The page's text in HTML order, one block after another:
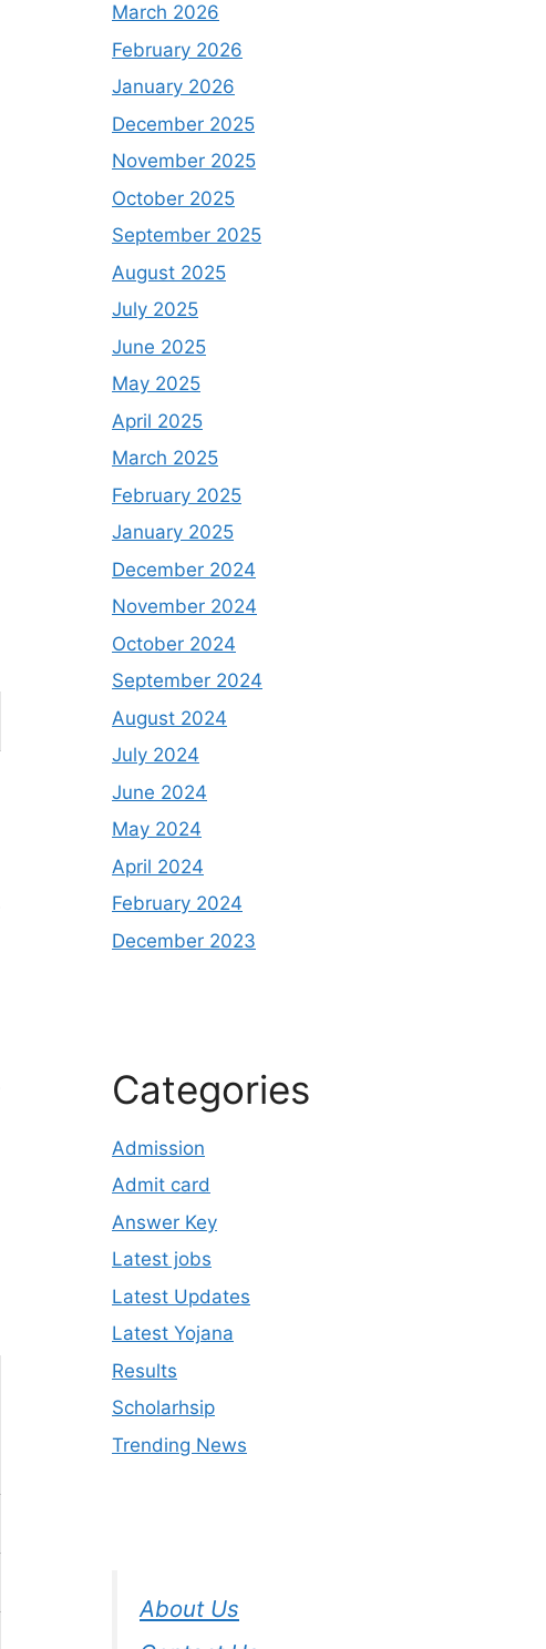
March 2026
February 2026
January 2026
December 2025
November 2025
October 2025
September 2025
August 2025
July 2025
June 2025
May 2025
April 2025
March 2025
February 2025
January 2025
December 2024
November 2024
October 2024
September 2024
August 2024
July 2024
June 2024
May 2024
April 2024
February 2024
December 2023
Categories
Admission
Admit card
Answer Key
Latest jobs
Latest Updates
Latest Yojana
Results
Scholarhsip
Trending News
About Us